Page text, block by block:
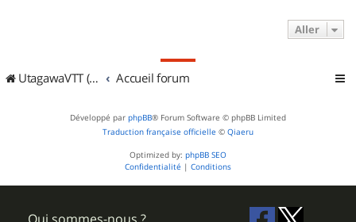
Aller
UtagawaVTT (Randos VTT et VTTAE avec traces GPS) Accueil forum
Développé par phpBB® Forum Software © phpBB Limited
Traduction française officielle © Qiaeru
Optimized by: phpBB SEO
Confidentialité | Conditions